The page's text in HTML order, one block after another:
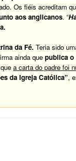
Os fiéis acreditam
aos anglicanos. “
da Fé. Teria sido
ainda que publica o
a carta do padre foi
da Igreja Católica”,